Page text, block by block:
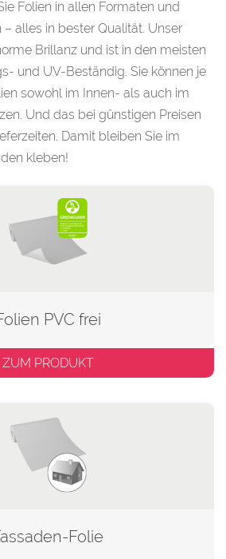
Folien in allen Formaten und
alles in bester Qualität. Unser
Brillanz und ist in den meisten
und UV-Beständig. Sie können je
sowohl im Innen- als auch im
Und das bei günstigen Preisen
Damit bleiben Sie im
kleben!
PVC frei
ZUM PRODUKT
Folie